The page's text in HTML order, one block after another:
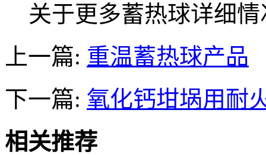
关于更多蓄热球详细情
上一篇: 重温蓄热球产品
下一篇: 氧化钙坩埚用耐
相关推荐